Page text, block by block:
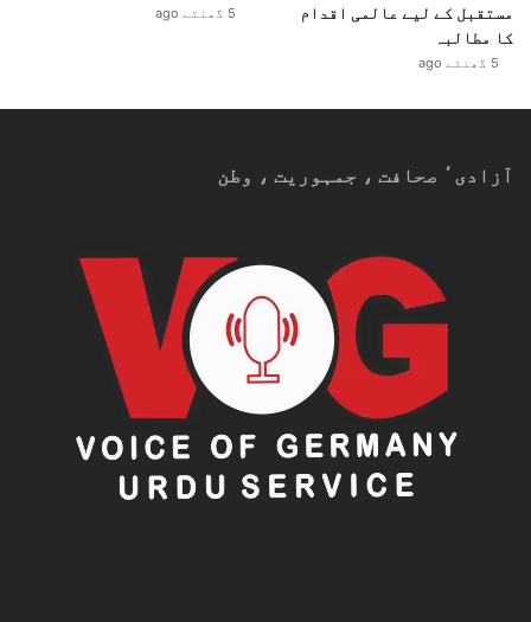
مستقبل کے لیے عالمی اقدام
کا مطالبہ
5 گھنٹے ago
5 گھنٹے ago
آزادیٴ صحافت ، جمہوریت ، وطن